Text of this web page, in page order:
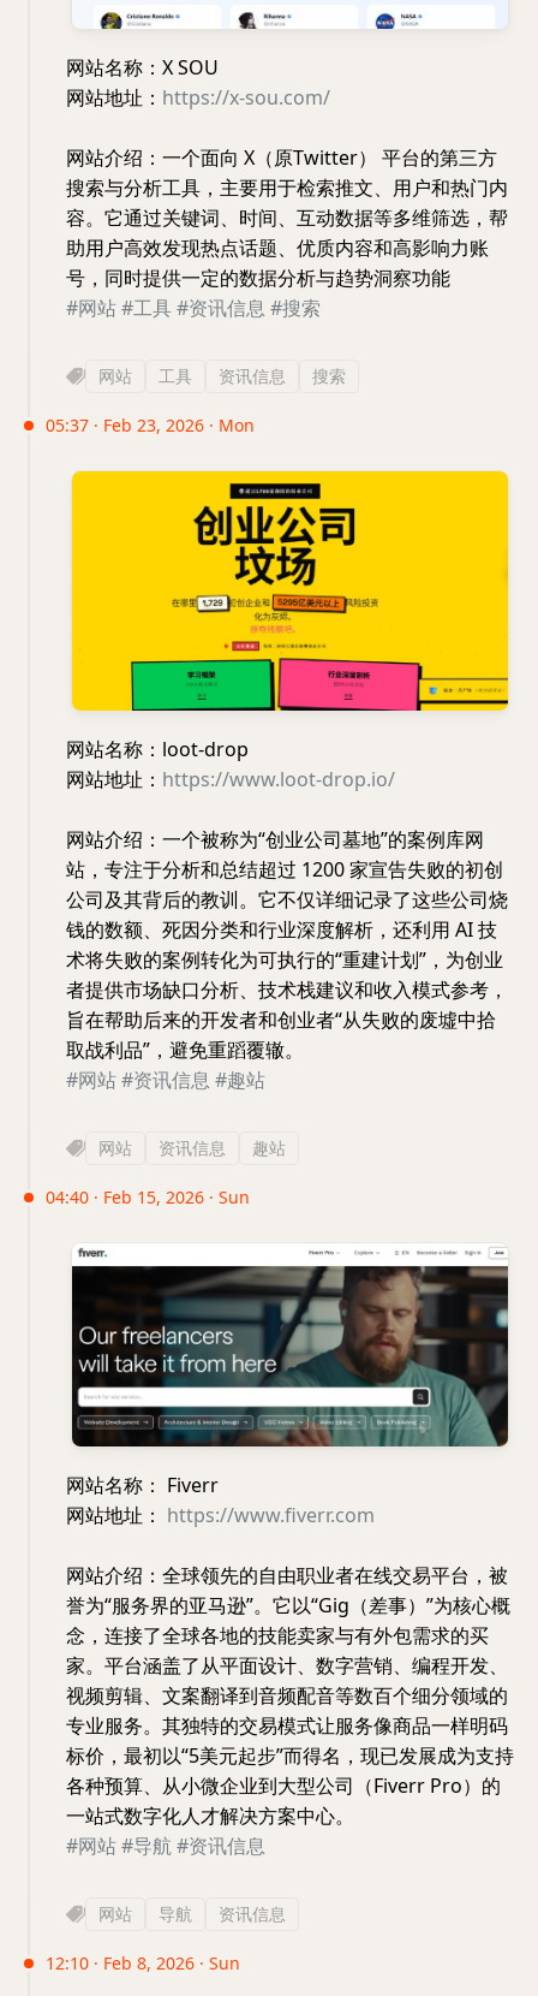
网站名称：X SOU
网站地址： https://x-sou.com/
网站介绍：一个面向 X（原Twitter） 平台的第三方
搜索与分析工具，主要用于检索推文、用户和热门内
容。它通过关键词、时间、互动数据等多维筛选，帮
助用户高效发现热点话题、优质内容和高影响力账
号，同时提供一定的数据分析与趋势洞察功能
#网站#工具#资讯信息 #搜索
网站 工具 资讯信息 搜索
05:37 · Feb 23, 2026 · Mon
网站名称：loot-drop
网站地址： https://www.loot-drop.io/
网站介绍：一个被称为“创业公司墓地”的案例库网
站，专注于分析和总结超过 1200 家宣告失败的初创
公司及其背后的教训。它不仅详细记录了这些公司烧
钱的数额、死因分类和行业深度解析，还利用 AI 技
术将失败的案例转化为可执行的“重建计划”，为创业
者提供市场缺口分析、技术栈建议和收入模式参考，
旨在帮助后来的开发者和创业者“从失败的废墟中拾
取战利品”，避免重蹈覆辙。
#网站#资讯信息 #趣站
网站 资讯信息 趣站
04:40 · Feb 15, 2026 · Sun
网站名称： Fiverr
网站地址： https://www.fiverr.com
网站介绍：全球领先的自由职业者在线交易平台，被
誉为“服务界的亚马逊”。它以“Gig（差事）”为核心概
念，连接了全球各地的技能卖家与有外包需求的买
家。平台涵盖了从平面设计、数字营销、编程开发、
视频剪辑、文案翻译到音频配音等数百个细分领域的
专业服务。其独特的交易模式让服务像商品一样明码
标价，最初以“5美元起步”而得名，现已发展成为支持
各种预算、从小微企业到大型公司（Fiverr Pro）的
一站式数字化人才解决方案中心。
#网站#导航#资讯信息
网站 导航 资讯信息
12:10 · Feb 8, 2026 · Sun